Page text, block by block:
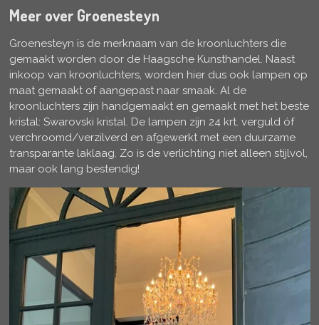
Meer over Groenesteyn
Groenesteyn is de merknaam van de kroonluchters die
gemaakt worden door de Haagsche Kunsthandel. Naast
inkoop van kroonluchters, worden hier dus ook lampen op
maat gemaakt of aangepast naar smaak. Al de
kroonluchters zijn handgemaakt en gemaakt met het beste
kristal: Swarovski kristal. De lampen zijn 24 krt. verguld óf
verchroomd/verzilverd en afgewerkt met een duurzame
transparante laklaag. Zo is de verlichting niet alleen stijlvol,
maar ook lang bestendig!